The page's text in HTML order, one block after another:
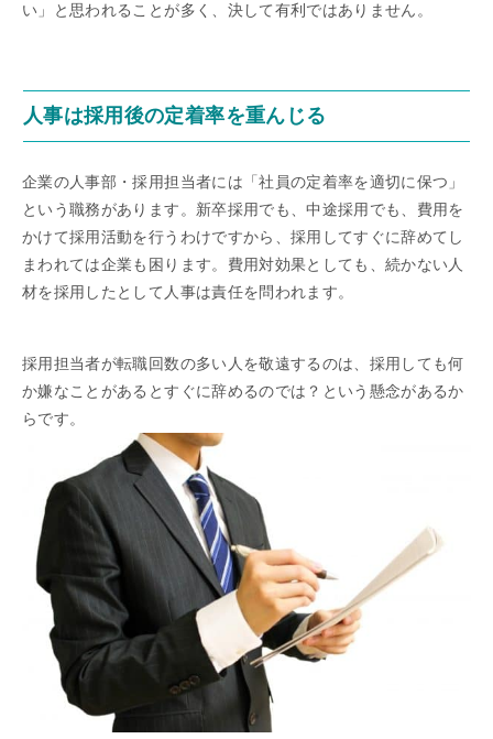
い」と思われることが多く、決して有利ではありません。
人事は採用後の定着率を重んじる
企業の人事部・採用担当者には「社員の定着率を適切に保つ」
という職務があります。新卒採用でも、中途採用でも、費用を
かけて採用活動を行うわけですから、採用してすぐに辞めてし
まわれては企業も困ります。費用対効果としても、続かない人
材を採用したとして人事は責任を問われます。
採用担当者が転職回数の多い人を敬遠するのは、採用しても何
か嫌なことがあるとすぐに辞めるのでは？という懸念があるか
らです。